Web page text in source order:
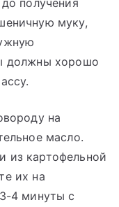
муку,
должны хорошо
на
масло.
из картофельной
их на
4 минуты с